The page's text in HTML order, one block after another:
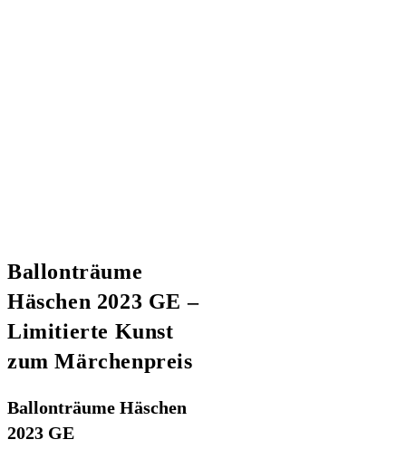
Ballonträume
Häschen 2023 GE –
Limitierte Kunst
zum Märchenpreis
Ballonträume Häschen
2023 GE